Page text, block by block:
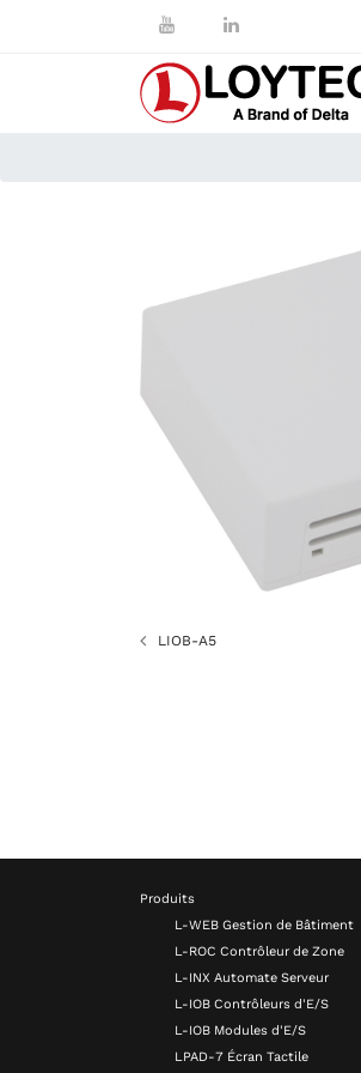
LIOB-A5
Produits
L-WEB Gestion de Bâtiment
L-ROC Contrôleur de Zone
L-INX Automate Serveur
L-IOB Contrôleurs d'E/S
L-IOB Modules d'E/S
LPAD-7 Écran Tactile